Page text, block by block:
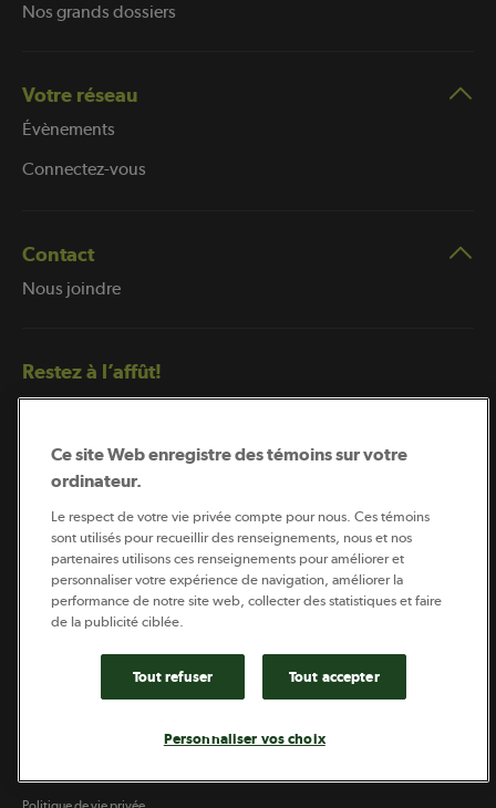
Nos grands dossiers
Votre réseau
Évènements
Connectez-vous
Contact
Nous joindre
Restez à l’affût!
Abonnement à l’infolettre
Coopérateur est publié par Sollio Groupe Coopératif.
Il est l’outil d’information de la coopération agricole
Ce site Web enregistre des témoins sur votre
ordinateur.
Le respect de votre vie privée compte pour nous. Ces témoins
sont utilisés pour recueillir des renseignements, nous et nos
partenaires utilisons ces renseignements pour améliorer et
personnaliser votre expérience de navigation, améliorer la
performance de notre site web, collecter des statistiques et faire
de la publicité ciblée.
Tout refuser Tout accepter
Personnaliser vos choix